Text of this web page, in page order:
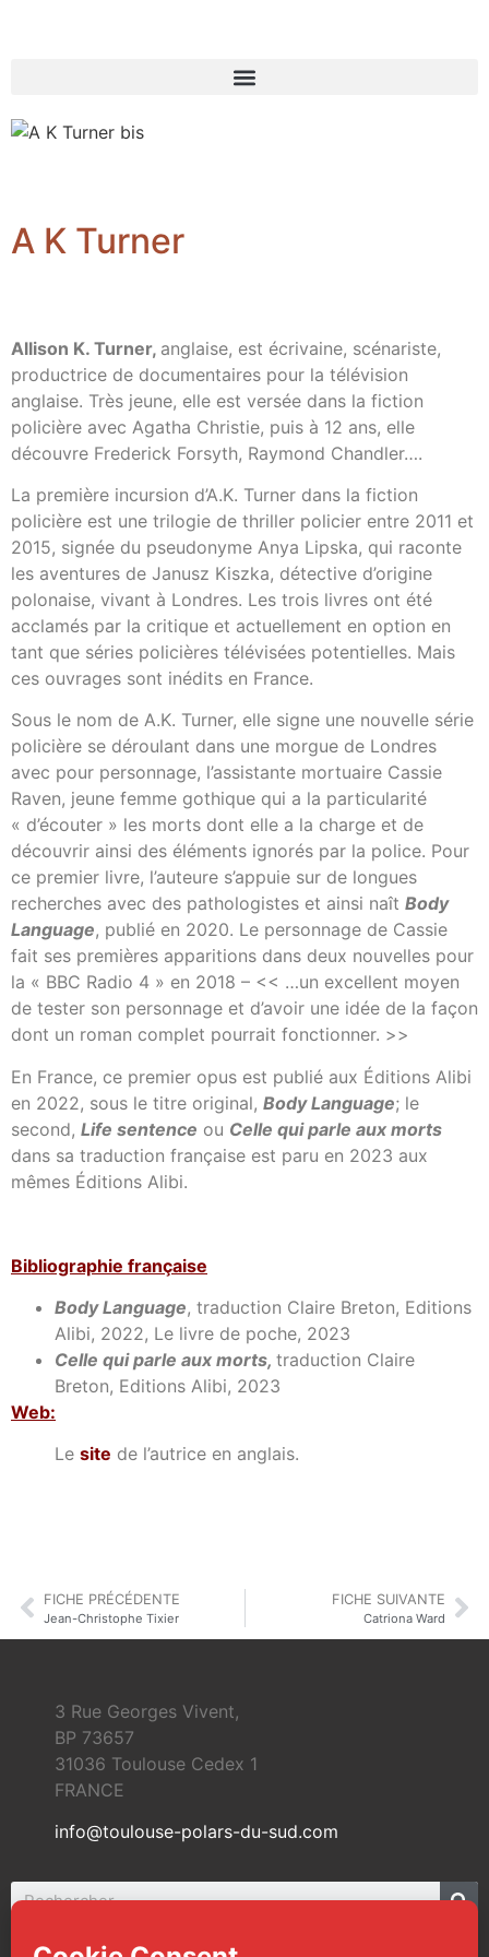
A K Turner
Allison K. Turner, anglaise, est écrivaine, scénariste,
productrice de documentaires pour la télévision
anglaise. Très jeune, elle est versée dans la fiction
policière avec Agatha Christie, puis à 12 ans, elle
découvre Frederick Forsyth, Raymond Chandler….
La première incursion d’A.K. Turner dans la fiction
policière est une trilogie de thriller policier entre 2011 et
2015, signée du pseudonyme Anya Lipska, qui raconte
les aventures de Janusz Kiszka, détective d’origine
polonaise, vivant à Londres. Les trois livres ont été
acclamés par la critique et actuellement en option en
tant que séries policières télévisées potentielles. Mais
ces ouvrages sont inédits en France.
Sous le nom de A.K. Turner, elle signe une nouvelle série
policière se déroulant dans une morgue de Londres
avec pour personnage, l’assistante mortuaire Cassie
Raven, jeune femme gothique qui a la particularité
« d’écouter » les morts dont elle a la charge et de
découvrir ainsi des éléments ignorés par la police. Pour
ce premier livre, l’auteure s’appuie sur de longues
recherches avec des pathologistes et ainsi naît Body
Language, publié en 2020. Le personnage de Cassie
fait ses premières apparitions dans deux nouvelles pour
la « BBC Radio 4 » en 2018 – << …un excellent moyen
de tester son personnage et d’avoir une idée de la façon
dont un roman complet pourrait fonctionner. >>
En France, ce premier opus est publié aux Éditions Alibi
en 2022, sous le titre original, Body Language; le
second, Life sentence ou Celle qui parle aux morts
dans sa traduction française est paru en 2023 aux
mêmes Éditions Alibi.
Bibliographie française
Body Language, traduction Claire Breton, Editions
Alibi, 2022, Le livre de poche, 2023
Celle qui parle aux morts, traduction Claire
Breton, Editions Alibi, 2023
Web:
Le site de l’autrice en anglais.
FICHE PRÉCÉDENTE
Jean-Christophe Tixier
FICHE SUIVANTE
Catriona Ward
3 Rue Georges Vivent,
BP 73657
31036 Toulouse Cedex 1
FRANCE
info@toulouse-polars-du-sud.com